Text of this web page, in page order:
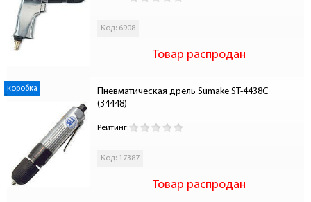
Код: 6908
Товар распродан
коробка
Пневматическая дрель Sumake ST-4438С
(34448)
Рейтинг:
Код: 17387
Товар распродан